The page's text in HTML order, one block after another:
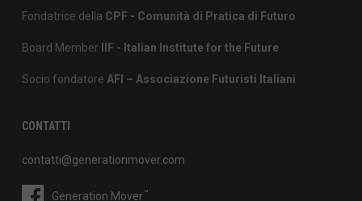
Fondatrice della CPF - Comunità di Pratica di Futuro
Board Member IIF - Italian Institute for the Future
Socio fondatore AFI – Associazione Futuristi Italiani
CONTATTI
contatti@generationmover.com
Generation Mover™